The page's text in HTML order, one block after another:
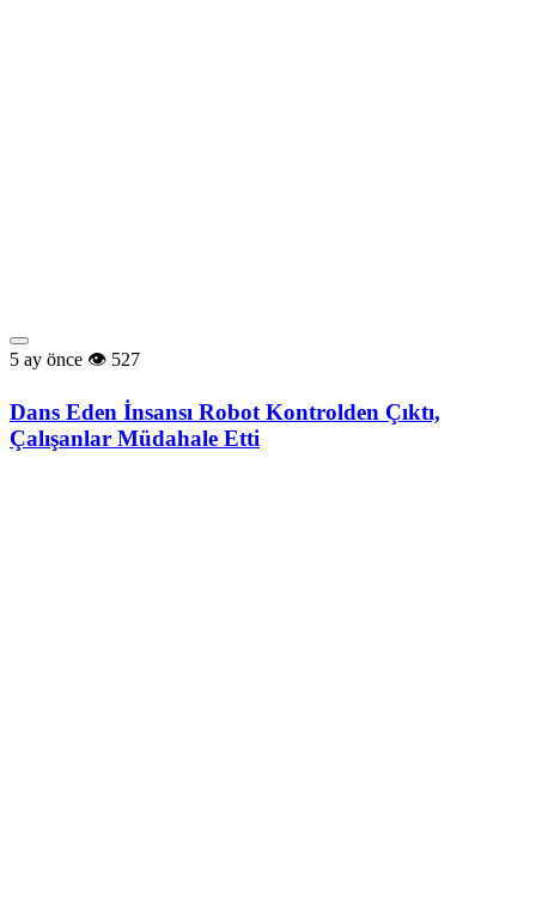
5 ay önce 527
Dans Eden İnsansı Robot Kontrolden Çıktı,
Çalışanlar Müdahale Etti